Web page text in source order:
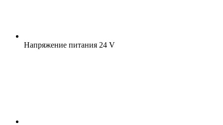
Напряжение питания 24 V